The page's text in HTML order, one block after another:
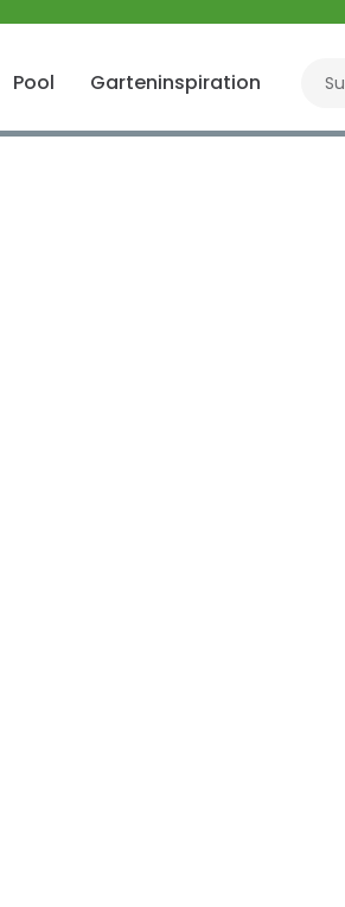
Pool Garteninspiration